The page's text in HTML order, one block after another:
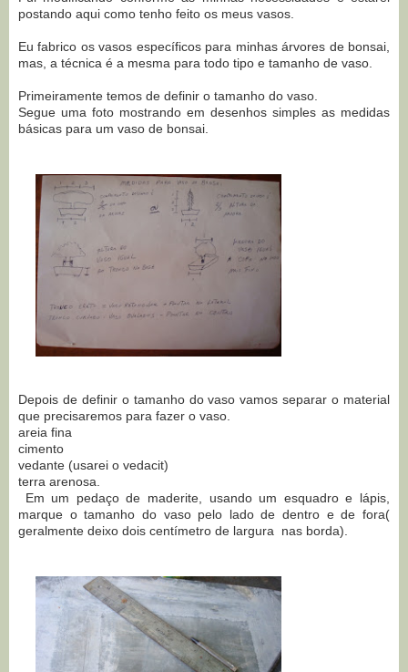
postando aqui como tenho feito os meus vasos.
Eu fabrico os vasos específicos para minhas árvores de bonsai,
mas, a técnica é a mesma para todo tipo e tamanho de vaso.
Primeiramente temos de definir o tamanho do vaso.
Segue uma foto mostrando em desenhos simples as medidas
básicas para um vaso de bonsai.
Depois de definir o tamanho do vaso vamos separar o material
que precisaremos para fazer o vaso.
areia fina
cimento
vedante (usarei o vedacit)
terra arenosa.
Em um pedaço de maderite, usando um esquadro e lápis,
marque o tamanho do vaso pelo lado de dentro e de fora(
geralmente deixo dois centímetro de largura nas borda).